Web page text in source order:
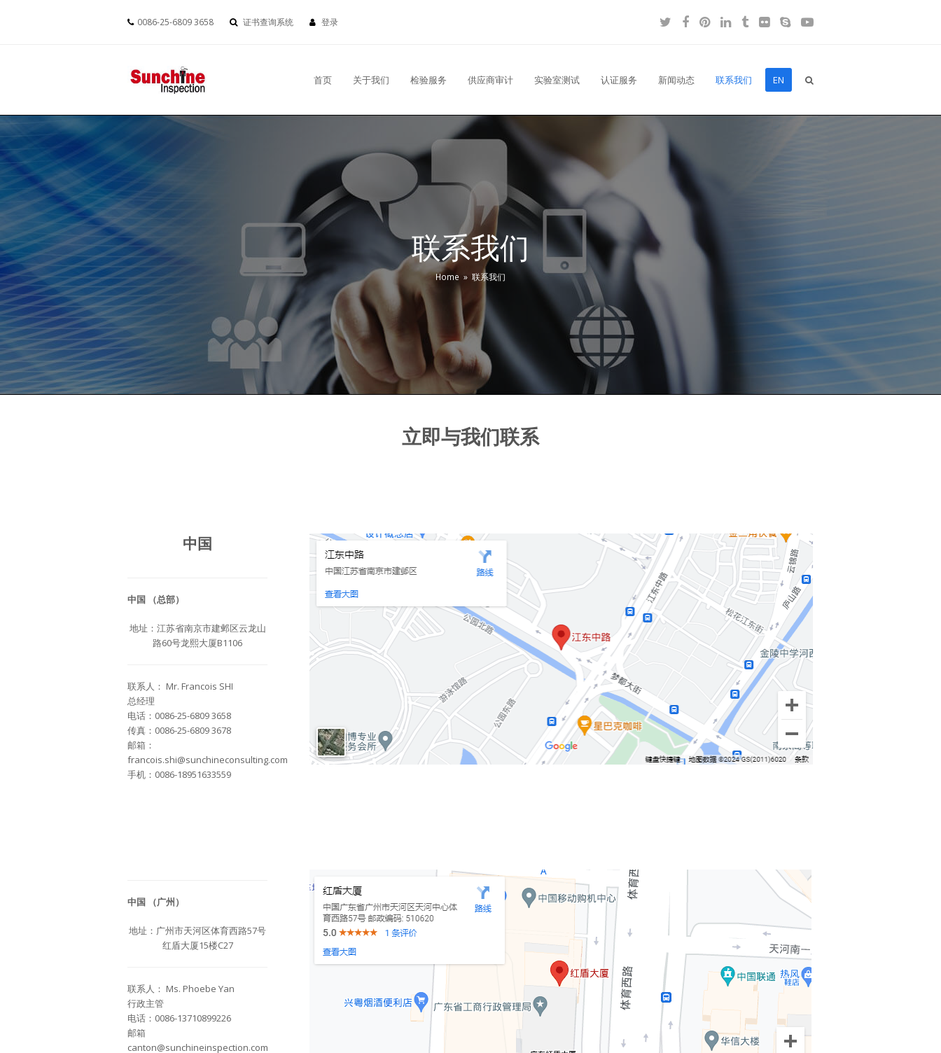
0086-25-6809 3658 证书查询系统 登录 Twitter
Facebook
Pinterest
LinkedIn
Tumblr
FlickrSkypeYouTube
首页 关于我们 检验服务 供应商审计 实验室测试 认证服务 新闻动态 联系我们 EN
联系我们
Home » 联系我们
立即与我们联系
中国
中国 （总部）
地址：江苏省南京市建邺区云龙山
路60号龙熙大厦B1106
联系人： Mr. Francois SHI
总经理
电话：0086-25-6809 3658
传真：0086-25-6809 3678
邮箱：
francois.shi@sunchineconsulting.com
手机：0086-18951633559
中国 （广州）
地址：广州市天河区体育西路57号
红盾大厦15楼C27
联系人： Ms. Phoebe Yan
行政主管
电话：0086-13710899226
邮箱
canton@sunchineinspection.com